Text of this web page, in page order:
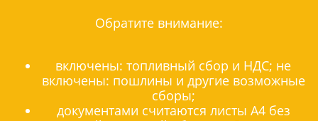
Обратите внимание:
включены: топливный сбор и НДС; не
включены: пошлины и другие возможные
сборы;
документами считаются листы А4 без